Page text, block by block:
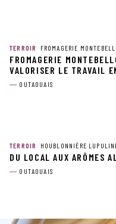
TERROIR FROMAGERIE
FROMAGERIE
VALORISER LE TRAVAIL
OUTAOUAIS
TERROIR HOUBLONNIÈRE
DU LOCAL AUX ARÔMES
OUTAOUAIS